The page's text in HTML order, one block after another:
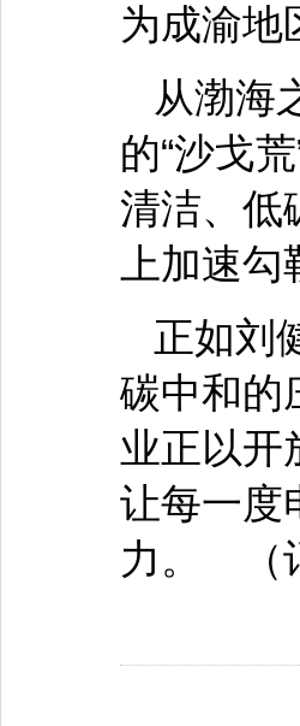
为成渝地
从渤海
的“沙戈
清洁、低
上加速勾
正如刘
碳中和的
业正以开
让每一度
力。 （